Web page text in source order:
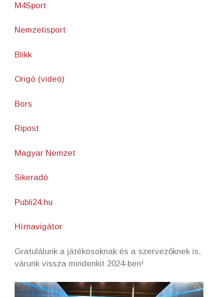
M4Sport
Nemzetisport
Blikk
Origó (videó)
Bors
Ripost
Magyar Nemzet
Sikeradó
Publi24.hu
Hírnavigátor
Gratulálunk a játékosoknak és a szervezőknek is,
várunk vissza mindenkit 2024-ben!